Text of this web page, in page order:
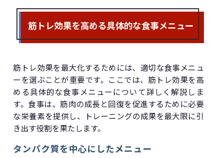
筋トレ効果を高める具体的な食事メニュー
筋トレ効果を最大化するためには、適切な食事メニュ
ーを選ぶことが重要です。ここでは、筋トレ効果を高
める具体的な食事メニューについて詳しく解説しま
す。食事は、筋肉の成長と回復を促進するために必要
な栄養素を提供し、トレーニングの成果を最大限に引
き出す役割を果たします。
タンパク質を中心にしたメニュー